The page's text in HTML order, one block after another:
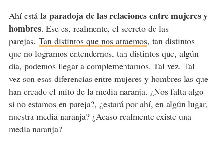
Ahí está la paradoja de las relaciones entre mujeres y
hombres. Ese es, realmente, el secreto de las
parejas. Tan distintos que nos atraemos, tan distintos
que no logramos entendernos, tan distintos que, algún
día, podemos llegar a complementarnos. Tal vez. Tal
vez son esas diferencias entre mujeres y hombres las que
han creado el mito de la media naranja. ¿Nos falta algo
si no estamos en pareja?, ¿estará por ahí, en algún lugar,
nuestra media naranja? ¿Acaso realmente existe una
media naranja?